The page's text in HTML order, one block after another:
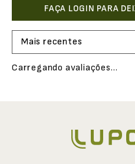
Mais recentes
Carregando avaliações…